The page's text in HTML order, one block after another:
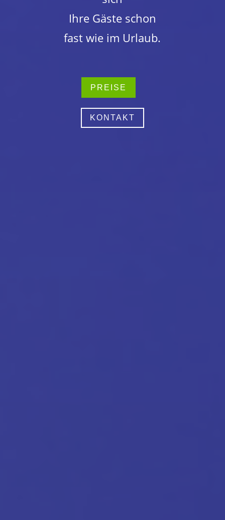
Ihre Gäste schon
fast wie im Urlaub.
PREISE
KONTAKT